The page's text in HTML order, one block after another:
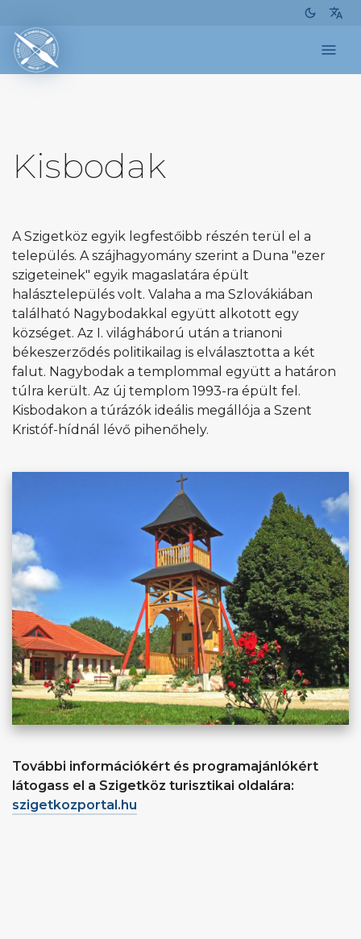
dark_mode translate
menu
Kisbodak
A Szigetköz egyik legfestőibb részén terül el a
település. A szájhagyomány szerint a Duna "ezer
szigeteinek" egyik magaslatára épült
halásztelepülés volt. Valaha a ma Szlovákiában
található Nagybodakkal együtt alkotott egy
községet. Az I. világháború után a trianoni
békeszerződés politikailag is elválasztotta a két
falut. Nagybodak a templommal együtt a határon
túlra került. Az új templom 1993-ra épült fel.
Kisbodakon a túrázók ideális megállója a Szent
Kristóf-hídnál lévő pihenőhely.
További információkért és programajánlókért
látogass el a Szigetköz turisztikai oldalára:
szigetkozportal.hu